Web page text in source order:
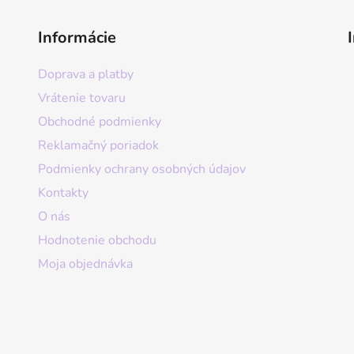
Informácie
Doprava a platby
Vrátenie tovaru
Obchodné podmienky
Reklamačný poriadok
Podmienky ochrany osobných údajov
Kontakty
O nás
Hodnotenie obchodu
Moja objednávka